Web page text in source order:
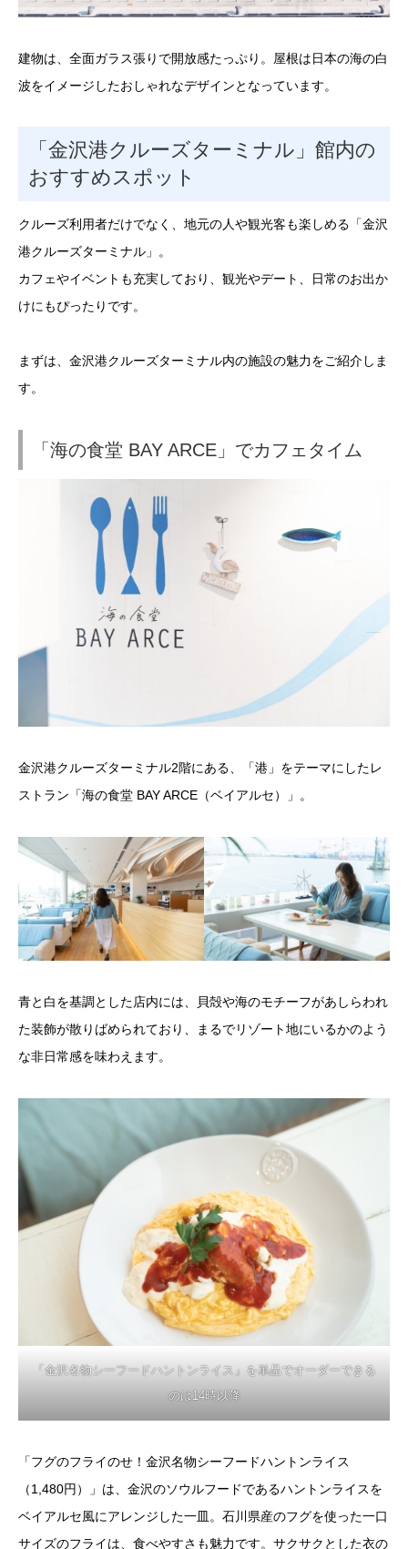
建物は、全面ガラス張りで開放感たっぷり。屋根は日本の海の白
波をイメージしたおしゃれなデザインとなっています。
「金沢港クルーズターミナル」館内の
おすすめスポット
クルーズ利用者だけでなく、地元の人や観光客も楽しめる「金沢
港クルーズターミナル」。
カフェやイベントも充実しており、観光やデート、日常のお出か
けにもぴったりです。
まずは、金沢港クルーズターミナル内の施設の魅力をご紹介しま
す。
「海の食堂 BAY ARCE」でカフェタイム
金沢港クルーズターミナル2階にある、「港」をテーマにしたレ
ストラン「海の食堂 BAY ARCE（ベイアルセ）」。
青と白を基調とした店内には、貝殻や海のモチーフがあしらわれ
た装飾が散りばめられており、まるでリゾート地にいるかのよう
な非日常感を味わえます。
「金沢名物シーフードハントンライス」を単品でオーダーできる
のは14時以降
「フグのフライのせ！金沢名物シーフードハントンライス
（1,480円）」は、金沢のソウルフードであるハントンライスを
ベイアルセ風にアレンジした一皿。石川県産のフグを使った一口
サイズのフライは、食べやすさも魅力です。サクサクとした衣の